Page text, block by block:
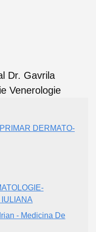
DERMATO-
- Medicina De